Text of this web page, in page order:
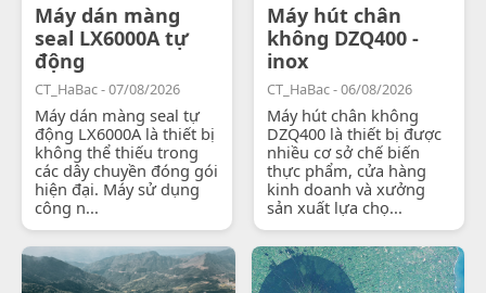
Máy dán màng
seal LX6000A tự
động
CT_HaBac - 07/08/2026
Máy dán màng seal tự
động LX6000A là thiết bị
không thể thiếu trong
các dây chuyền đóng gói
hiện đại. Máy sử dụng
công n...
Máy hút chân
không DZQ400 -
inox
CT_HaBac - 06/08/2026
Máy hút chân không
DZQ400 là thiết bị được
nhiều cơ sở chế biến
thực phẩm, cửa hàng
kinh doanh và xưởng
sản xuất lựa chọ...